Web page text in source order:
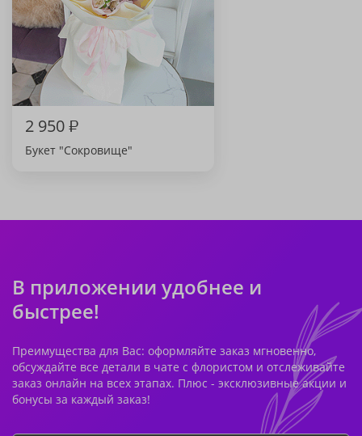
2 950₽
Букет "Сокровище"
В приложении удобнее и
быстрее!
Преимущества для Вас: оформляйте заказ мгновенно,
обсуждайте все детали в чате с флористом и отслеживайте
заказ онлайн на всех этапах. Плюс - эксклюзивные акции и
бонусы за каждый заказ!